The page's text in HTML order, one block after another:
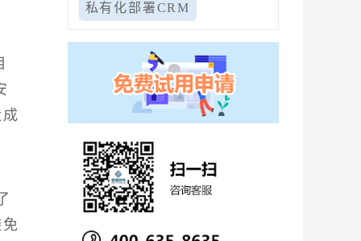
私有化部署CRM